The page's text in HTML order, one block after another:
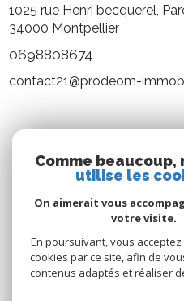
1025 rue Henri becquerel,
34000 Montpellier
0698808674
contact21@prodeom-
Nous
Comme beaucoup,
utilise les
On aimerait vous
votre visite.
En poursuivant, vous
cookies par ce site, afin de
contenus adaptés et réaliser